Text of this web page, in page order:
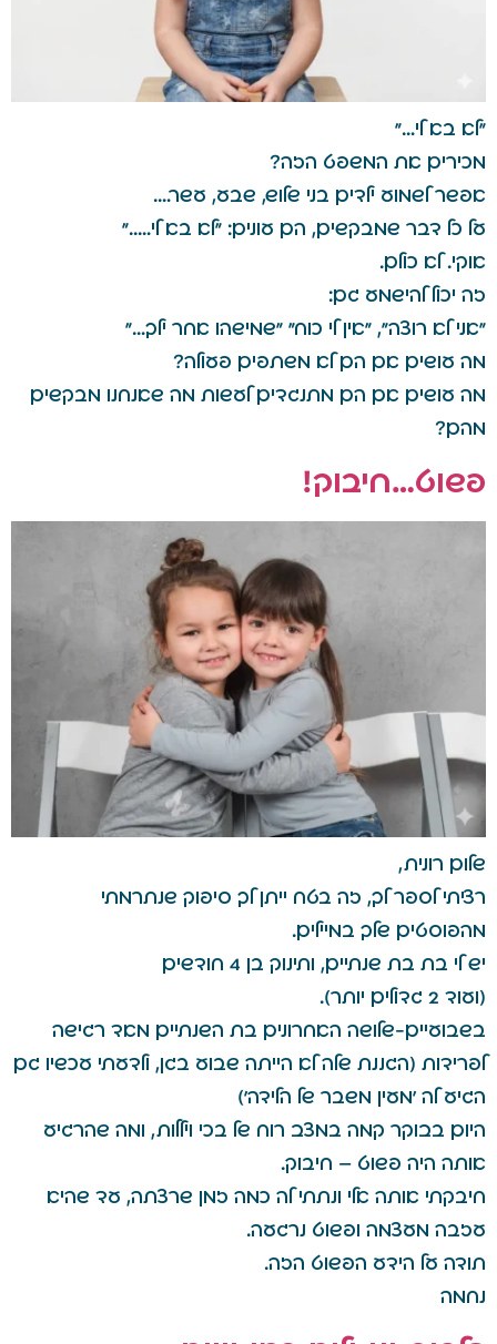
"לא בא לי…"
מכירים את המשפט הזה?
אפשר לשמוע ילדים בני שלוש, שבע, עשר….
על כל דבר שמבקשים, הם עונים: "לא בא לי….."
אוקי. לא כולם.
זה יכול להישמע גם:
"אני לא רוצה", "אין לי כוח" "שמישהו אחר ילך…"
מה עושים אם הם לא משתפים פעולה?
מה עושים אם הם מתנגדים לעשות מה שאנחנו מבקשים
מהם?
פשוט…חיבוק!
שלום רונית,
רציתי לספר לך, זה בטח ייתן לך סיפוק שנתרמתי
מהפוסטים שלך במיילים.
יש לי בת בת שנתיים, ותינוק בן 4 חודשים
(ועוד 2 גדולים יותר).
בשבועיים-שלושה האחרונים בת השנתיים מאד רגישה
לפרידות (הגננת שלה לא הייתה שבוע בגן, ולדעתי עכשיו גם
הגיע לה 'מעין משבר של הלידה')
היום בבוקר קמה במצב רוח של בכי ויללות, ומה שהרגיע
אותה היה פשוט – חיבוק.
חיבקתי אותה אלי ונתתי לה כמה זמן שרצתה, עד שהיא
עזבה מעצמה ופשוט נרגעה.
תודה על הידע הפשוט הזה.
נחמה